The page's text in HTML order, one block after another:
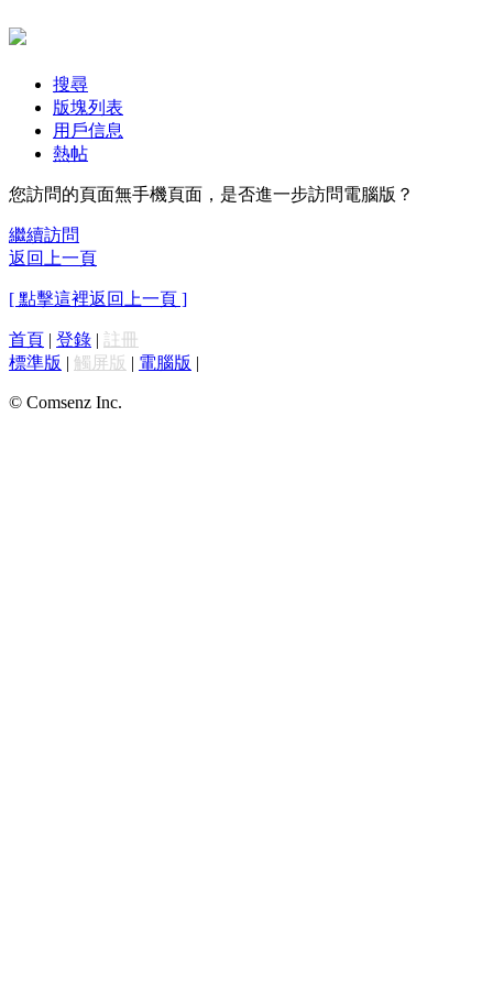
搜尋
版塊列表
用戶信息
熱帖
您訪問的頁面無手機頁面，是否進一步訪問電腦版？
繼續訪問
返回上一頁
[ 點擊這裡返回上一頁 ]
首頁 | 登錄 | 註冊
標準版 | 觸屏版 | 電腦版 |
© Comsenz Inc.